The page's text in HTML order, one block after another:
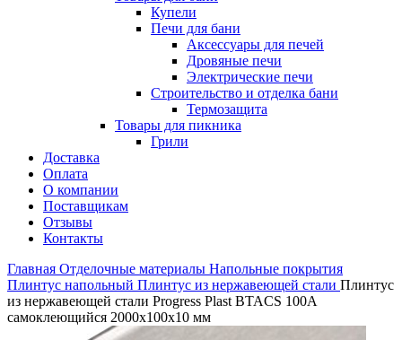
Купели
Печи для бани
Аксессуары для печей
Дровяные печи
Электрические печи
Строительство и отделка бани
Термозащита
Товары для пикника
Грили
Доставка
Оплата
О компании
Поставщикам
Отзывы
Контакты
Главная Отделочные материалы Напольные покрытия
Плинтус напольный Плинтус из нержавеющей стали Плинтус
из нержавеющей стали Progress Plast BTACS 100А
самоклеющийся 2000х100х10 мм